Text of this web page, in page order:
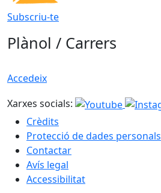
Subscriu-te
Plànol / Carrers
Accedeix
Xarxes socials:
Crèdits
Protecció de dades personals
Contactar
Avís legal
Accessibilitat